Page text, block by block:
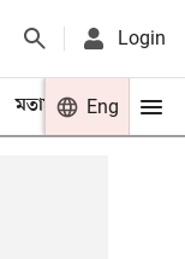
Login
মতামত খেলা
Eng